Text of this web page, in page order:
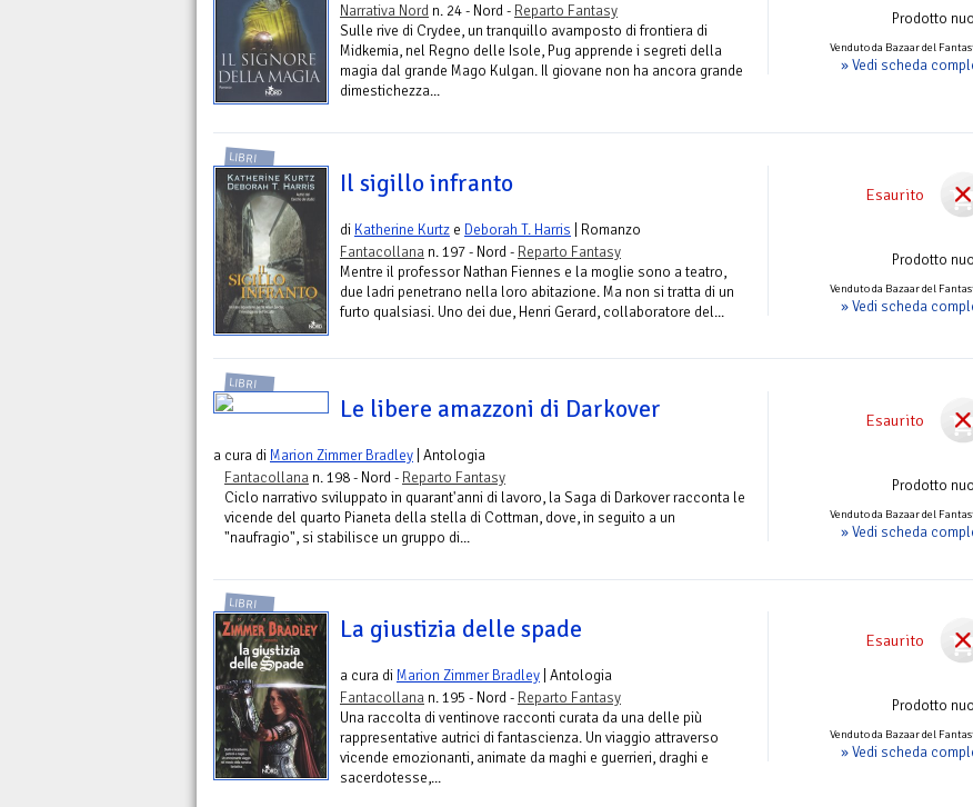
Prodotto
Venduto da Bazaar del
» Vedi scheda
Narrativa Nord n. 24 - Nord - Reparto Fantasy
Sulle rive di Crydee, un tranquillo avamposto di frontiera di
Midkemia, nel Regno delle Isole, Pug apprende i segreti della
magia dal grande Mago Kulgan. Il giovane non ha ancora grande
dimestichezza...
Esaurito
Prodotto
Venduto da Bazaar del
» Vedi scheda
LIBRI
Il sigillo infranto
di Katherine Kurtz e Deborah T. Harris | Romanzo
Fantacollana n. 197 - Nord - Reparto Fantasy
Mentre il professor Nathan Fiennes e la moglie sono a teatro,
due ladri penetrano nella loro abitazione. Ma non si tratta di un
furto qualsiasi. Uno dei due, Henri Gerard, collaboratore del...
Esaurito
Prodotto
Venduto da Bazaar del
» Vedi scheda
LIBRI
Le libere amazzoni di Darkover
a cura di Marion Zimmer Bradley | Antologia
Fantacollana n. 198 - Nord - Reparto Fantasy
Ciclo narrativo sviluppato in quarant'anni di lavoro, la Saga di Darkover racconta le
vicende del quarto Pianeta della stella di Cottman, dove, in seguito a un
"naufragio", si stabilisce un gruppo di...
Esaurito
Prodotto
Venduto da Bazaar del
» Vedi scheda
LIBRI
La giustizia delle spade
a cura di Marion Zimmer Bradley | Antologia
Fantacollana n. 195 - Nord - Reparto Fantasy
Una raccolta di ventinove racconti curata da una delle più
rappresentative autrici di fantascienza. Un viaggio attraverso
vicende emozionanti, animate da maghi e guerrieri, draghi e
sacerdotesse,...